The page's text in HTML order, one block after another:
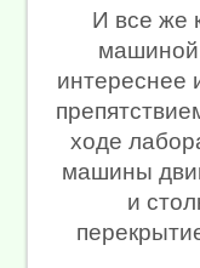
И все же
машиной
интереснее
ходе
машины
и